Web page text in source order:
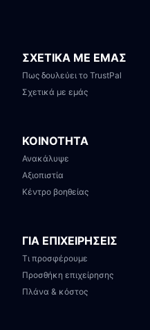
ΣΧΕΤΙΚΑ ΜΕ ΕΜΑΣ
Πως δουλεύει το TrustPal
Σχετικά με εμάς
ΚΟΙΝΟΤΗΤΑ
Ανακάλυψε
Αξιοπιστία
Κέντρο βοηθείας
ΓΙΑ ΕΠΙΧΕΙΡΗΣΕΙΣ
Τι προσφέρουμε
Προσθήκη επιχείρησης
Πλάνα & κόστος